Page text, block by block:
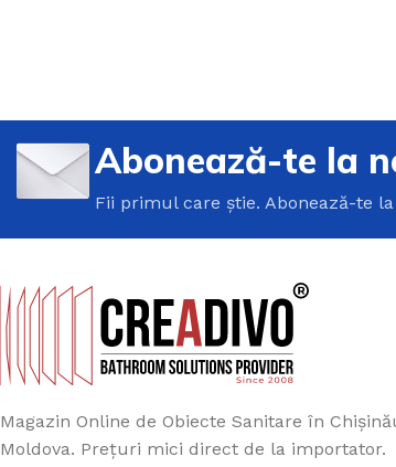
Abonează-te la
Fii primul care știe. Abonează-te
Magazin Online de Obiecte Sanitare în
Moldova. Prețuri mici direct de la importator.